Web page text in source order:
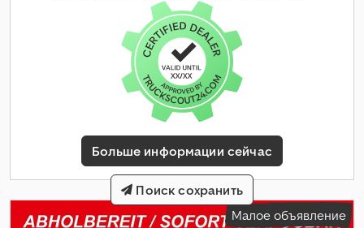
Больше информации сейчас
Малое объявление
Поиск сохранить